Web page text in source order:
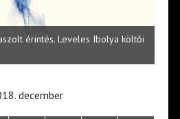
érintés. Leveles Ibolya költői
december